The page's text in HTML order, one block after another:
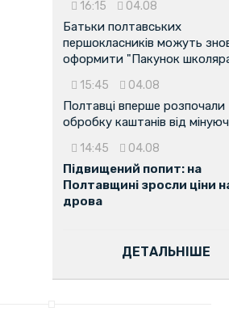
16:15 04.08
Батьки полтавських
першокласників можуть
оформити "Пакунок
15:45 04.08
Полтавці вперше розпочали
обробку каштанів від
14:45 04.08
Підвищений попит: на
Полтавщині зросли ціни
дрова
ДЕТАЛЬНІШЕ